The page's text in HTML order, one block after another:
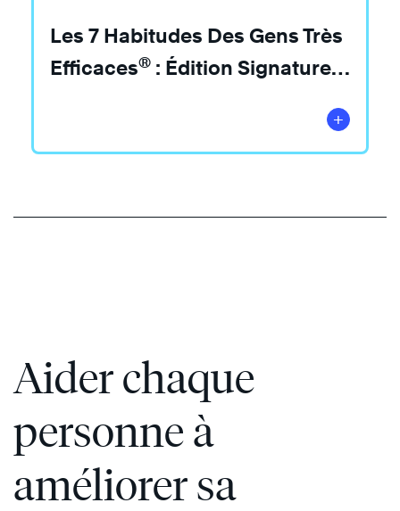
Les 7 Habitudes Des Gens Très
Efficaces® : Édition Signature
+
Aider chaque
personne à
améliorer sa